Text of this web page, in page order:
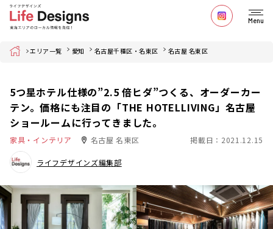
Menu
Home エリア一覧 愛知 名古屋千種区・名東区 名古屋 名東区
5つ星ホテル仕様の”2.5 倍ヒダ”つくる、オーダーカー
テン。価格にも注目の「THE HOTELLIVING」名古屋
ショールームに行ってきました。
家具・インテリア 名古屋 名東区 掲載日：2021.12.15
ライフデザインズ編集部